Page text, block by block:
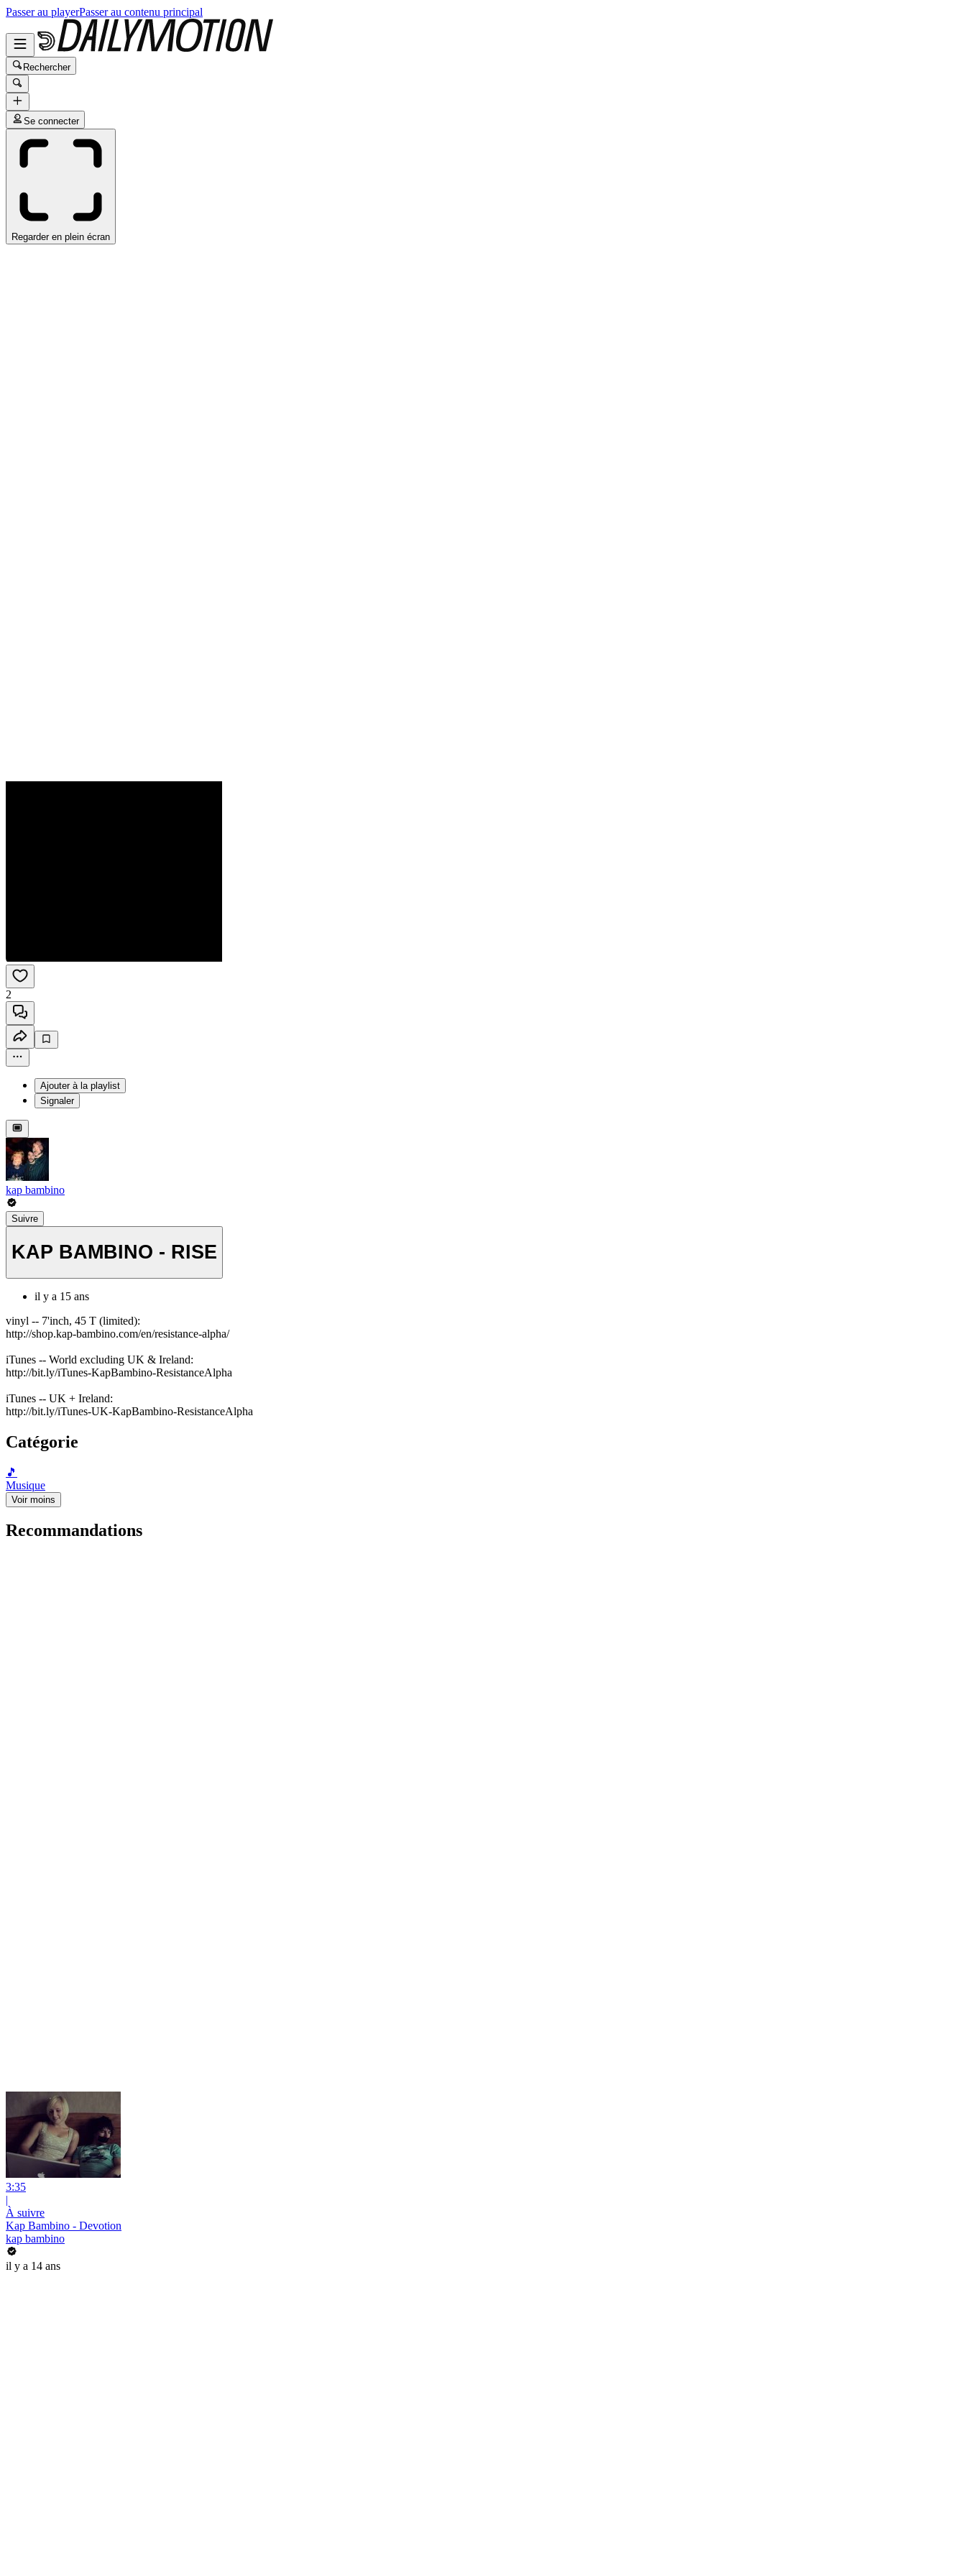
Passer au playerPasser au contenu principal
Rechercher
Se connecter
Regarder en plein écran
2
Ajouter à la playlist
Signaler
kap bambino
Suivre
KAP BAMBINO - RISE
il y a 15 ans
vinyl -- 7'inch, 45 T (limited):
http://shop.kap-bambino.com/en/resistance-alpha/
iTunes -- World excluding UK & Ireland:
http://bit.ly/iTunes-KapBambino-ResistanceAlpha
iTunes -- UK + Ireland:
http://bit.ly/iTunes-UK-KapBambino-ResistanceAlpha
Catégorie
🎵
Musique
Voir moins
Recommandations
3:35
|
À suivre
Kap Bambino - Devotion
kap bambino
il y a 14 ans